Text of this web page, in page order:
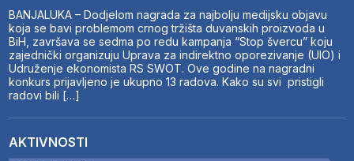
BANJALUKA – Dodjelom nagrada za najbolju medijsku objavu
koja se bavi problemom crnog tržišta duvanskih proizvoda u
BiH, završava se sedma po redu kampanja “Stop švercu” koju
zajednički organizuju Uprava za indirektno oporezivanje (UIO) i
Udruženje ekonomista RS SWOT. Ove godine na nagradni
konkurs prijavljeno je ukupno 13 radova. Kako su svi pristigli
radovi bili […]
AKTIVNOSTI